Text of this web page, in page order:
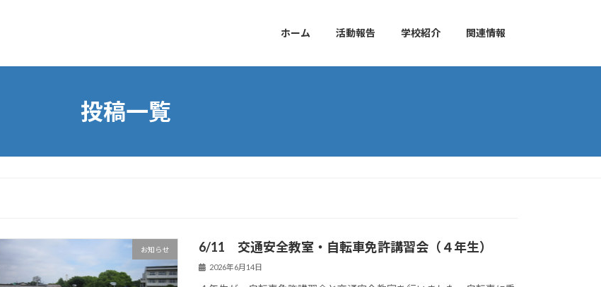
ホーム 活動報告 学校紹介 関連情報
投稿一覧
お知らせ 6/11 交通安全教室・自転車免許講習会（４年生）
2026年6月14日